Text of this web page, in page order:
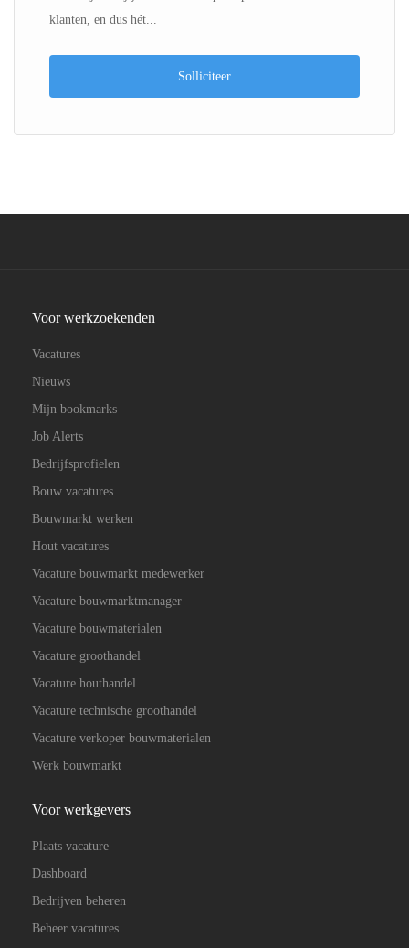
klanten, en dus hét...
Solliciteer
Voor werkzoekenden
Vacatures
Nieuws
Mijn bookmarks
Job Alerts
Bedrijfsprofielen
Bouw vacatures
Bouwmarkt werken
Hout vacatures
Vacature bouwmarkt medewerker
Vacature bouwmarktmanager
Vacature bouwmaterialen
Vacature groothandel
Vacature houthandel
Vacature technische groothandel
Vacature verkoper bouwmaterialen
Werk bouwmarkt
Voor werkgevers
Plaats vacature
Dashboard
Bedrijven beheren
Beheer vacatures